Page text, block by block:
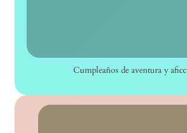
Cumpleaños de aventura y